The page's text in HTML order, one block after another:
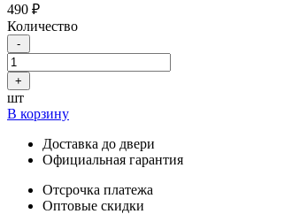
490 ₽
Количество
-
+
шт
В корзину
Доставка до двери
Официальная гарантия
Отсрочка платежа
Оптовые скидки